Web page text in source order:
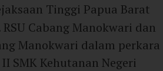
Tinggi Papua Barat
Cabang Manokwari dan
Manokwari dalam perkara
SMK Kehutanan Negeri